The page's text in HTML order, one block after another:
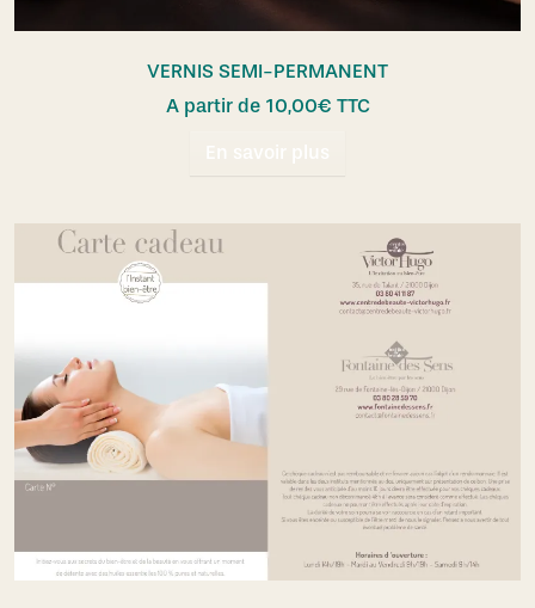
VERNIS SEMI-PERMANENT
A partir de 10,00€ TTC
En savoir plus